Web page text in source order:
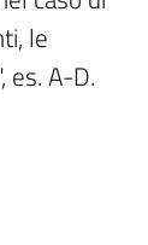
le
A-D.